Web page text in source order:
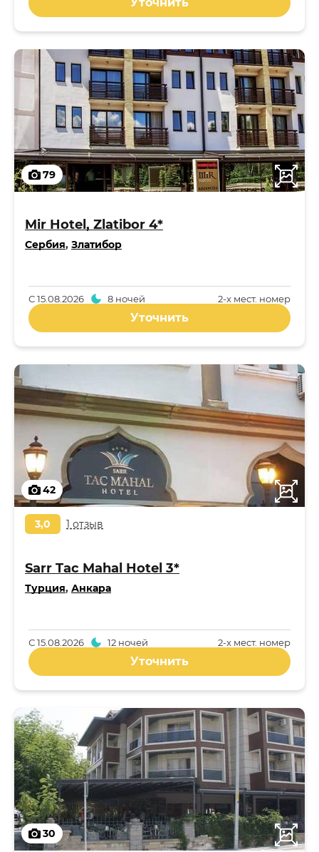
79
Mir Hotel, Zlatibor 4*
Сербия, Златибор
2-x мест. номер
С15.08.2026 8 ночей
Уточнить
42
3,0 1 отзыв
Sarr Tac Mahal Hotel 3*
Турция, Анкара
2-x мест. номер
С15.08.2026 12 ночей
Уточнить
30